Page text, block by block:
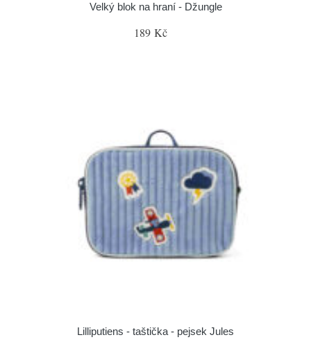
Velký blok na hraní - Džungle
189 Kč
Lilliputiens - taštička - pejsek Jules